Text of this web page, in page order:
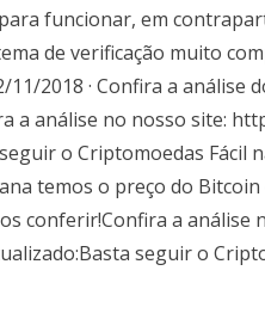
funcionar, em
de verificação muito
2018 · Confira a análise
a análise no nosso site:
o Criptomoedas Fácil
temos o preço do
conferir!Confira a
seguir o